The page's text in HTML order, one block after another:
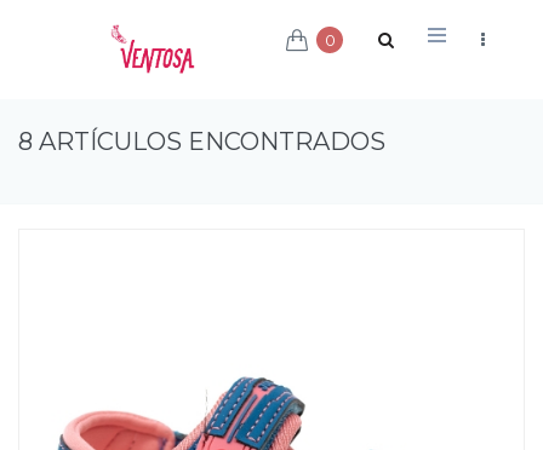
0
8 ARTÍCULOS ENCONTRADOS